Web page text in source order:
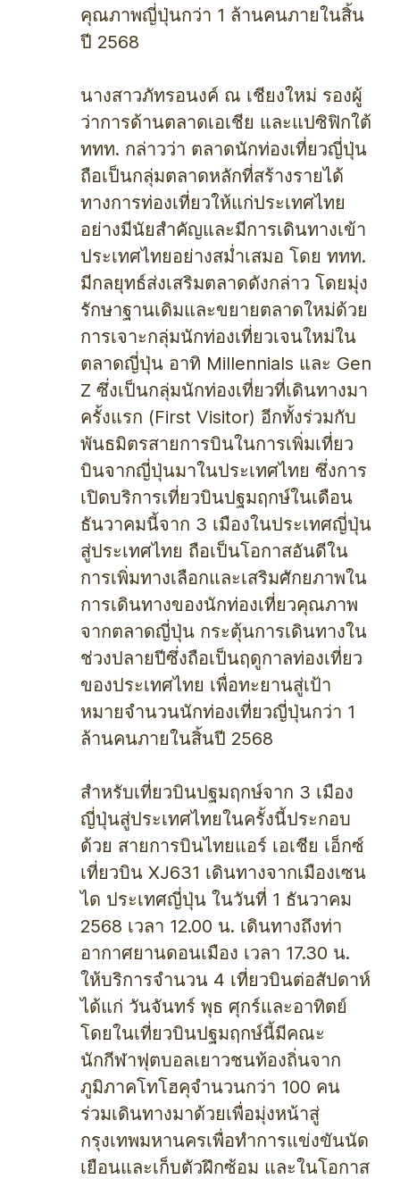
คุณภาพญี่ปุ่นกว่า 1 ล้านคนภายในสิ้น
ปี 2568
นางสาวภัทรอนงค์ ณ เชียงใหม่ รองผู้
ว่าการด้านตลาดเอเชีย และแปซิฟิกใต้
ททท. กล่าวว่า ตลาดนักท่องเที่ยวญี่ปุ่น
ถือเป็นกลุ่มตลาดหลักที่สร้างรายได้
ทางการท่องเที่ยวให้แก่ประเทศไทย
อย่างมีนัยสำคัญและมีการเดินทางเข้า
ประเทศไทยอย่างสม่ำเสมอ โดย ททท.
มีกลยุทธ์ส่งเสริมตลาดดังกล่าว โดยมุ่ง
รักษาฐานเดิมและขยายตลาดใหม่ด้วย
การเจาะกลุ่มนักท่องเที่ยวเจนใหม่ใน
ตลาดญี่ปุ่น อาทิ Millennials และ Gen
Z ซึ่งเป็นกลุ่มนักท่องเที่ยวที่เดินทางมา
ครั้งแรก (First Visitor) อีกทั้งร่วมกับ
พันธมิตรสายการบินในการเพิ่มเที่ยว
บินจากญี่ปุ่นมาในประเทศไทย ซึ่งการ
เปิดบริการเที่ยวบินปฐมฤกษ์ในเดือน
ธันวาคมนี้จาก 3 เมืองในประเทศญี่ปุ่น
สู่ประเทศไทย ถือเป็นโอกาสอันดีใน
การเพิ่มทางเลือกและเสริมศักยภาพใน
การเดินทางของนักท่องเที่ยวคุณภาพ
จากตลาดญี่ปุ่น กระตุ้นการเดินทางใน
ช่วงปลายปีซึ่งถือเป็นฤดูกาลท่องเที่ยว
ของประเทศไทย เพื่อทะยานสู่เป้า
หมายจำนวนนักท่องเที่ยวญี่ปุ่นกว่า 1
ล้านคนภายในสิ้นปี 2568
สำหรับเที่ยวบินปฐมฤกษ์จาก 3 เมือง
ญี่ปุ่นสู่ประเทศไทยในครั้งนี้ประกอบ
ด้วย สายการบินไทยแอร์ เอเชีย เอ็กซ์
เที่ยวบิน XJ631 เดินทางจากเมืองเซน
ได ประเทศญี่ปุ่น ในวันที่ 1 ธันวาคม
2568 เวลา 12.00 น. เดินทางถึงท่า
อากาศยานดอนเมือง เวลา 17.30 น.
ให้บริการจำนวน 4 เที่ยวบินต่อสัปดาห์
ได้แก่ วันจันทร์ พุธ ศุกร์และอาทิตย์
โดยในเที่ยวบินปฐมฤกษ์นี้มีคณะ
นักกีฬาฟุตบอลเยาวชนท้องถิ่นจาก
ภูมิภาคโทโฮคุจำนวนกว่า 100 คน
ร่วมเดินทางมาด้วยเพื่อมุ่งหน้าสู่
กรุงเทพมหานครเพื่อทำการแข่งขันนัด
เยือนและเก็บตัวฝึกซ้อม และในโอกาส